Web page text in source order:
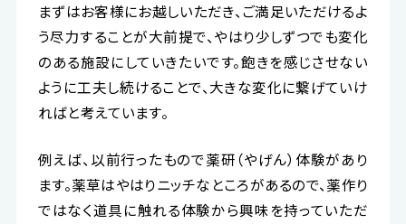
まずはお客様にお越しいただき、ご満足いただけるよ
う尽力することが大前提で、やはり少しずつでも変化
のある施設にしていきたいです。飽きを感じさせない
ように工夫し続けることで、大きな変化に繋げていけ
ればと考えています。
例えば、以前行ったもので薬研（やげん）体験があり
ます。薬草はやはりニッチなところがあるので、薬作り
ではなく道具に触れる体験から興味を持っていただ